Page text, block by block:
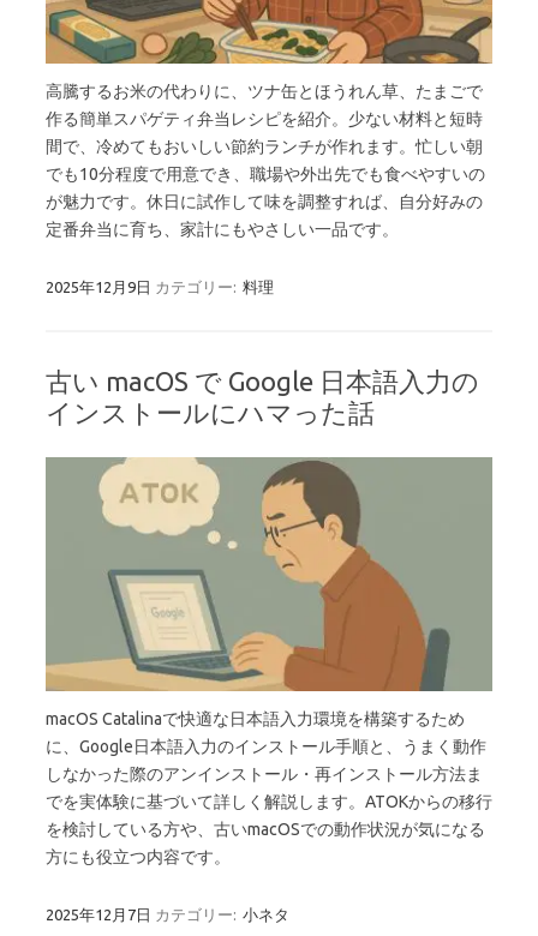
高騰するお米の代わりに、ツナ缶とほうれん草、たまごで
作る簡単スパゲティ弁当レシピを紹介。少ない材料と短時
間で、冷めてもおいしい節約ランチが作れます。忙しい朝
でも10分程度で用意でき、職場や外出先でも食べやすいの
が魅力です。休日に試作して味を調整すれば、自分好みの
定番弁当に育ち、家計にもやさしい一品です。
2025年12月9日 カテゴリー: 料理
古い macOS で Google 日本語入力の
インストールにハマった話
macOS Catalinaで快適な日本語入力環境を構築するため
に、Google日本語入力のインストール手順と、うまく動作
しなかった際のアンインストール・再インストール方法ま
でを実体験に基づいて詳しく解説します。ATOKからの移行
を検討している方や、古いmacOSでの動作状況が気になる
方にも役立つ内容です。
2025年12月7日 カテゴリー: 小ネタ